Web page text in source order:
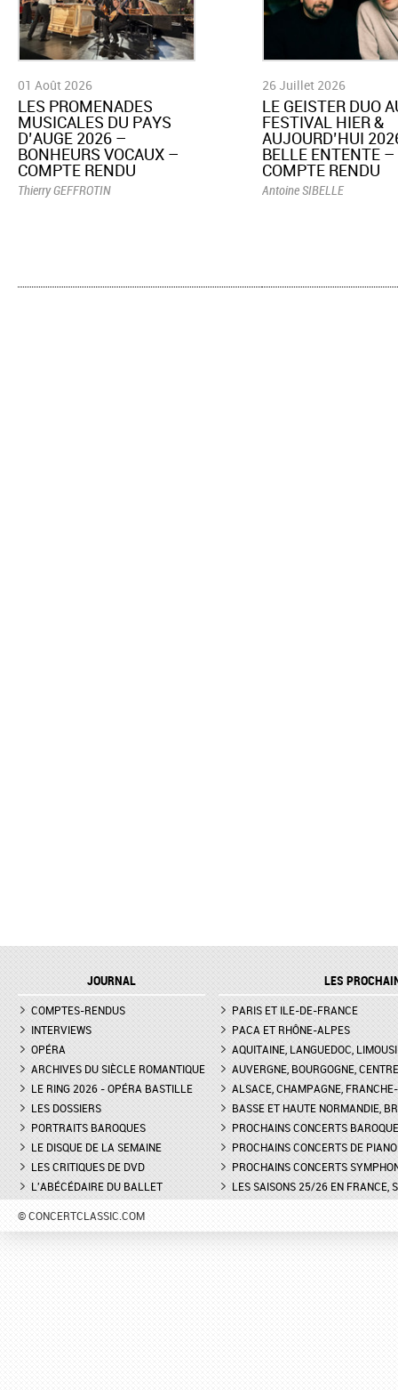
01 Août 2026
LES PROMENADES
MUSICALES DU PAYS
D’AUGE 2026 –
BONHEURS VOCAUX –
COMPTE RENDU
Thierry GEFFROTIN
26 Juillet 2026
LE GEISTER DUO
FESTIVAL HIER &
AUJOURD’HUI
BELLE ENTENTE –
COMPTE RENDU
Antoine SIBELLE
JOURNAL
COMPTES-RENDUS
INTERVIEWS
OPÉRA
ARCHIVES DU SIÈCLE ROMANTIQUE
LE RING 2026 - OPÉRA BASTILLE
LES DOSSIERS
PORTRAITS BAROQUES
LE DISQUE DE LA SEMAINE
LES CRITIQUES DE DVD
L'ABÉCÉDAIRE DU BALLET
LES
PARIS ET ILE-DE-FRANCE
PACA ET RHÔNE-ALPES
AQUITAINE, LANGUEDOC,
AUVERGNE, BOURGOGNE, CENTRE
ALSACE, CHAMPAGNE,
BASSE ET HAUTE NORMANDIE,
PROCHAINS CONCERTS
PROCHAINS CONCERTS DE PIANO
PROCHAINS CONCERTS
LES SAISONS 25/26 EN FRANCE,
© CONCERTCLASSIC.COM